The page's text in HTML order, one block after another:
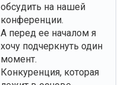
обсудить на нашей
конференции.
А перед ее началом я
хочу подчеркнуть один
момент.
Конкуренция, которая